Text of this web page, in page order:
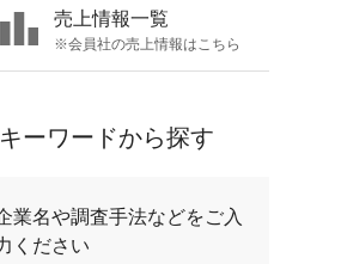
売上情報一覧
※会員社の売上情報はこちら
キーワードから探す